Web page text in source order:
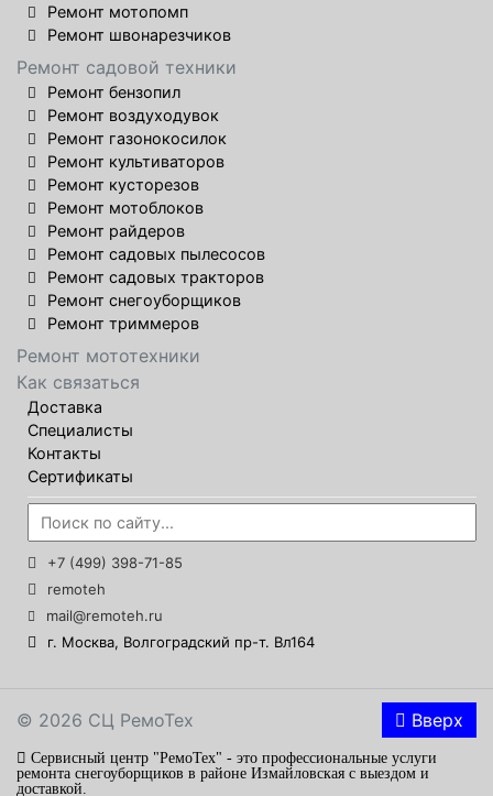
Ремонт мотопомп
Ремонт швонарезчиков
Ремонт садовой техники
Ремонт бензопил
Ремонт воздуходувок
Ремонт газонокосилок
Ремонт культиваторов
Ремонт кусторезов
Ремонт мотоблоков
Ремонт райдеров
Ремонт садовых пылесосов
Ремонт садовых тракторов
Ремонт снегоуборщиков
Ремонт триммеров
Ремонт мототехники
Как связаться
Доставка
Специалисты
Контакты
Сертификаты
+7 (499) 398-71-85
remoteh
mail@remoteh.ru
г. Москва, Волгоградский пр-т. Вл164
© 2026 СЦ РемоТех Вверх
Сервисный центр "РемоТех" - это профессиональные услуги
ремонта снегоуборщиков в районе Измайловская с выездом и
доставкой.